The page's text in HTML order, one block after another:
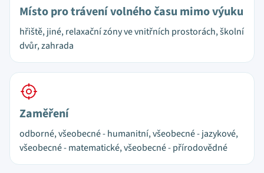
Místo pro trávení volného času mimo výuku
hřiště, jiné, relaxační zóny ve vnitřních prostorách, školní
dvůr, zahrada
Zaměření
odborné, všeobecné - humanitní, všeobecné - jazykové,
všeobecné - matematické, všeobecné - přírodovědné